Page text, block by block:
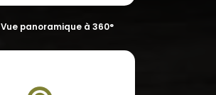
Vue panoramique à 360°